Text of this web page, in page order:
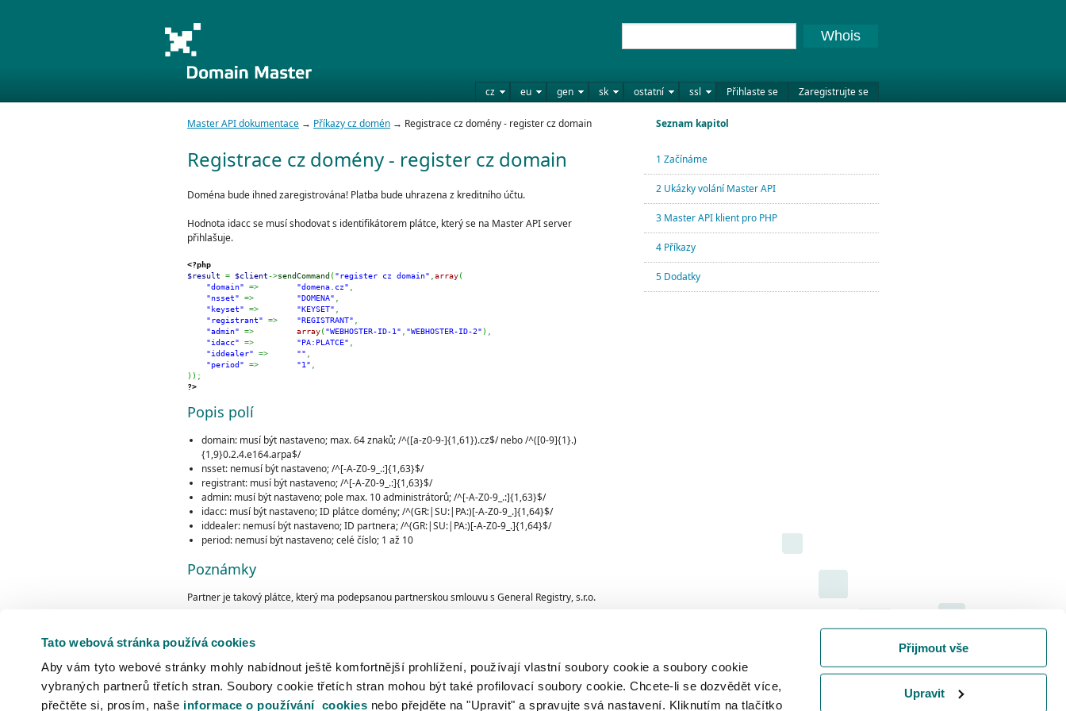
Tato webová stránka používá cookies
Aby vám tyto webové stránky mohly nabídnout ještě komfortnější prohlížení, používají vlastní soubory cookie a soubory cookie
vybraných partnerů třetích stran. Soubory cookie třetích stran mohou být také profilovací soubory cookie. Chcete-li se dozvědět více,
přečtěte si, prosím, naše informace o používání cookies nebo přejděte na "Upravit" a spravujte svá nastavení. Kliknutím na tlačítko
Přijmout vše
Upravit
cz eu gen sk ostatní ssl Přihlaste se Zaregistrujte se
Whois
Seznam kapitol
1 Začínáme
2 Ukázky volání Master API
3 Master API klient pro PHP
4 Příkazy
5 Dodatky
Master API dokumentace → Příkazy cz domén → Registrace cz domény - register cz domain
Registrace cz domény - register cz domain
Doména bude ihned zaregistrována! Platba bude uhrazena z kreditního účtu.
Hodnota idacc se musí shodovat s identifikátorem plátce, který se na Master API server
přihlašuje.
<?php
$result
= $client->sendCommand ("register cz domain" array(
"domain"
=> "domena.cz"
"nsset"
=> "DOMENA"
"keyset"
=> "KEYSET"
"registrant"
=> "REGISTRANT"
"admin"
=> array("WEBHOSTER-ID-1" "WEBHOSTER-ID-2" )
"idacc"
=> "PA:PLATCE"
"iddealer"
=> ""
"period"
=> "1"
) ) ;
?>
Popis polí
domain: musí být nastaveno; max. 64 znaků; /^([a-z0-9-]{1,61}).cz$/ nebo /^([0-9]{1}.)
{1,9}0.2.4.e164.arpa$/
nsset: nemusí být nastaveno; /^[-A-Z0-9_.:]{1,63}$/
registrant: musí být nastaveno; /^[-A-Z0-9_.:]{1,63}$/
admin: musí být nastaveno; pole max. 10 administrátorů; /^[-A-Z0-9_.:]{1,63}$/
idacc: musí být nastaveno; ID plátce domény; /^(GR:|SU:|PA:)[-A-Z0-9_.]{1,64}$/
iddealer: nemusí být nastaveno; ID partnera; /^(GR:|SU:|PA:)[-A-Z0-9_.]{1,64}$/
period: nemusí být nastaveno; celé číslo; 1 až 10
Poznámky
Partner je takový plátce, který ma podepsanou partnerskou smlouvu s General Registry, s.r.o.
neexistující iddealer.
V popisu některých polí jsou mezi lomítky uvedeny regulární porovnávací výrazy (Perl